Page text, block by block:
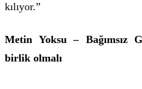
kılıyor.”
Metin Yoksu – Bağımsız
birlik olmalı